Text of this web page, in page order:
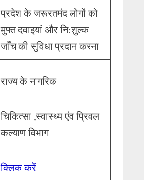
प्रदेश के जरूरतमंद लोगों को
मुफ्त दवाइयां और नि:शुल्क
जाँच की सुविधा प्रदान करना
राज्य के नागरिक
चिकित्सा ,स्वास्थ्य एंव प्रिवल
कल्याण विभाग
क्लिक करें